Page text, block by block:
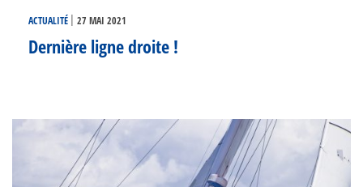
ACTUALITÉ | 27 MAI 2021
Dernière ligne droite !